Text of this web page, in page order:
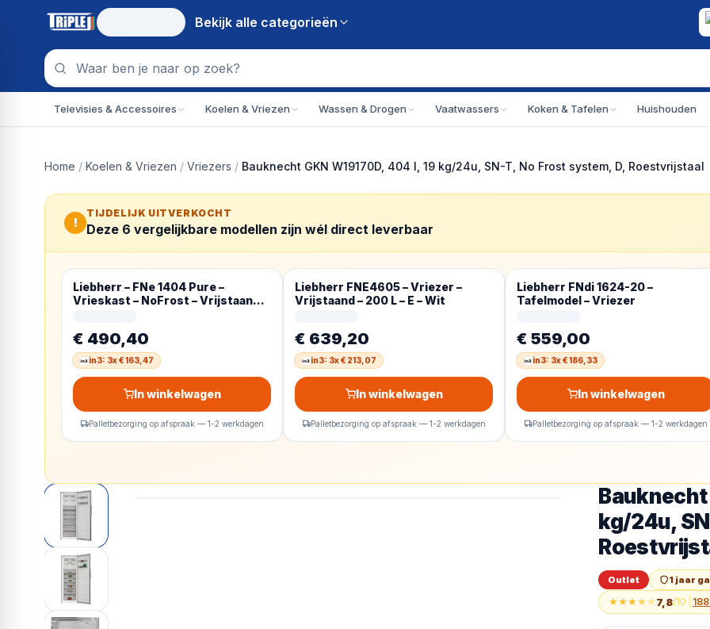
Bekijk alle categorieën
Televisies & Accessoires Koelen & Vriezen Wassen & Drogen Vaatwassers Koken & Tafelen Huishouden
Home / Koelen & Vriezen / Vriezers / Bauknecht GKN W19170D, 404 l, 19 kg/24u, SN-T, No Frost system, D, Roestvrijstaal
!
TIJDELIJK UITVERKOCHT
Deze 6 vergelijkbare modellen zijn wél direct leverbaar
Liebherr – FNe 1404 Pure –
Vrieskast – NoFrost – Vrijstaand
€ 490,40
in3: 3x € 163,47
In winkelwagen
Palletbezorging op afspraak — 1-2 werkdagen
Liebherr FNE4605 – Vriezer –
Vrijstaand – 200 L – E – Wit
€ 639,20
in3: 3x € 213,07
In winkelwagen
Palletbezorging op afspraak — 1-2 werkdagen
Liebherr FNdi 1624-20 –
Tafelmodel – Vriezer
€ 559,00
in3: 3x € 186,33
In winkelwagen
Palletbezorging op afspraak — 1-2 werkdagen
Outlet
Bauknecht GKN
Bauknecht
kg/24u,
Outlet 1 jaar
★★★★★7,8/10